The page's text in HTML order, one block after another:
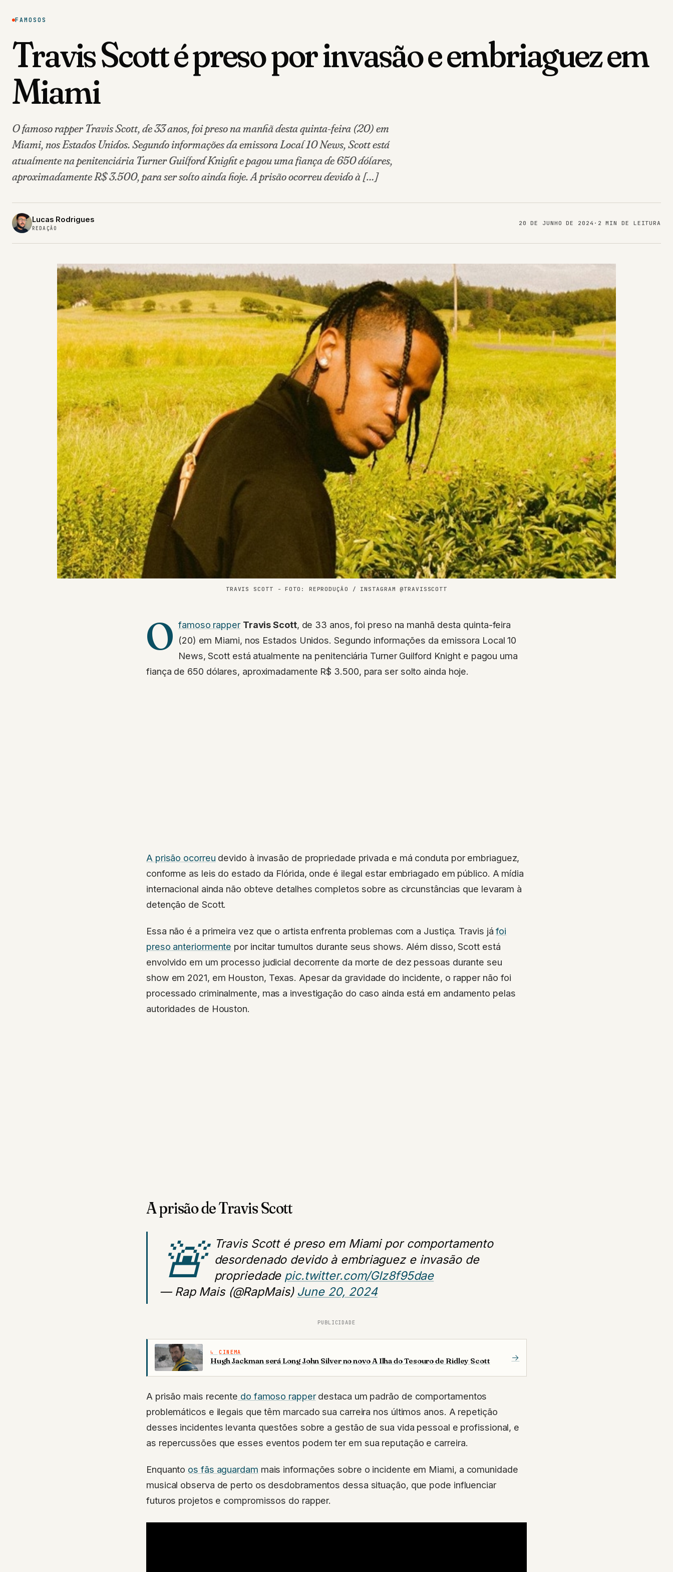
FAMOSOS
Travis Scott é preso por invasão e embriaguez em
Miami
O famoso rapper Travis Scott, de 33 anos, foi preso na manhã desta quinta-feira (20) em
Miami, nos Estados Unidos. Segundo informações da emissora Local 10 News, Scott está
atualmente na penitenciária Turner Guilford Knight e pagou uma fiança de 650 dólares,
aproximadamente R$ 3.500, para ser solto ainda hoje. A prisão ocorreu devido à […]
Lucas Rodrigues
REDAÇÃO
20 DE JUNHO DE 2024 · 2 MIN DE LEITURA
TRAVIS SCOTT - FOTO: REPRODUÇÃO / INSTAGRAM @TRAVISSCOTT
O famoso rapper Travis Scott, de 33 anos, foi preso na manhã desta quinta-feira
(20) em Miami, nos Estados Unidos. Segundo informações da emissora Local 10
News, Scott está atualmente na penitenciária Turner Guilford Knight e pagou uma
fiança de 650 dólares, aproximadamente R$ 3.500, para ser solto ainda hoje.
A prisão ocorreu devido à invasão de propriedade privada e má conduta por embriaguez,
conforme as leis do estado da Flórida, onde é ilegal estar embriagado em público. A mídia
internacional ainda não obteve detalhes completos sobre as circunstâncias que levaram à
detenção de Scott.
Essa não é a primeira vez que o artista enfrenta problemas com a Justiça. Travis jáfoi
preso anteriormente por incitar tumultos durante seus shows. Além disso, Scott está
envolvido em um processo judicial decorrente da morte de dez pessoas durante seu
show em 2021, em Houston, Texas. Apesar da gravidade do incidente, o rapper não foi
processado criminalmente, mas a investigação do caso ainda está em andamento pelas
autoridades de Houston.
A prisão de Travis Scott
🚨
Travis Scott é preso em Miami por comportamento
desordenado devido à embriaguez e invasão de
propriedade pic.twitter.com/GIz8f95dae
— Rap Mais (@RapMais) June 20, 2024
PUBLICIDADE
CINEMA
Hugh Jackman será Long John Silver no novo A Ilha do Tesouro de Ridley Scott →
A prisão mais recente do famoso rapperdestaca um padrão de comportamentos
problemáticos e ilegais que têm marcado sua carreira nos últimos anos. A repetição
desses incidentes levanta questões sobre a gestão de sua vida pessoal e profissional, e
as repercussões que esses eventos podem ter em sua reputação e carreira.
Enquanto os fãs aguardam mais informações sobre o incidente em Miami, a comunidade
musical observa de perto os desdobramentos dessa situação, que pode influenciar
futuros projetos e compromissos do rapper.